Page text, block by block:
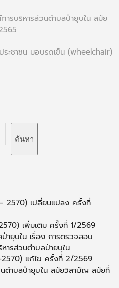
ารบริหารส่วนตำบลป่ายุบใน สมัย
ระชาชน มอบรถเข็น (wheelchair)
ค้นหา
เปลี่ยนแปลง ครั้งที่
เพิ่มเติม ครั้งที่ 1/2569
ายุบใน เรื่อง การตรวจสอบ
ารส่วนตำบลป่ายบุใน
แก้ไข ครั้งที่ 2/2569
นตำบลป่ายุบใน สมัยวิสามัญ สมัยที่